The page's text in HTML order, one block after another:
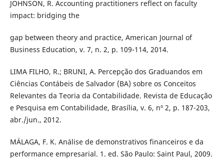
JOHNSON, R. Accounting practitioners reflect on faculty
impact: bridging the
gap between theory and practice, American Journal of
Business Education, v. 7, n. 2, p. 109-114, 2014.
LIMA FILHO, R.; BRUNI, A. Percepção dos Graduandos em
Ciências Contábeis de Salvador (BA) sobre os Conceitos
Relevantes da Teoria da Contabilidade. Revista de Educação
e Pesquisa em Contabilidade, Brasília, v. 6, nº 2, p. 187-203,
abr./jun., 2012.
MÁLAGA, F. K. Análise de demonstrativos financeiros e da
performance empresarial. 1. ed. São Paulo: Saint Paul, 2009.